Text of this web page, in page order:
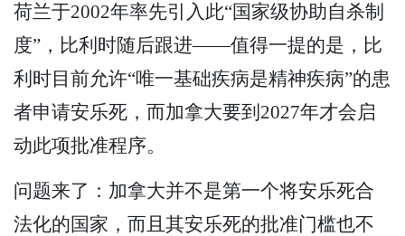
荷兰于2002年率先引入此“国家级协助自杀制
度”，比利时随后跟进——值得一提的是，比
利时目前允许“唯一基础疾病是精神疾病”的患
者申请安乐死，而加拿大要到2027年才会启
动此项批准程序。
问题来了：加拿大并不是第一个将安乐死合
法化的国家，而且其安乐死的批准门槛也不